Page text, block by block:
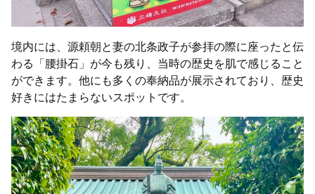
境内には、源頼朝と妻の北条政子が参拝の際に座ったと伝
わる「腰掛石」が今も残り、当時の歴史を肌で感じること
ができます。他にも多くの奉納品が展示されており、歴史
好きにはたまらないスポットです。